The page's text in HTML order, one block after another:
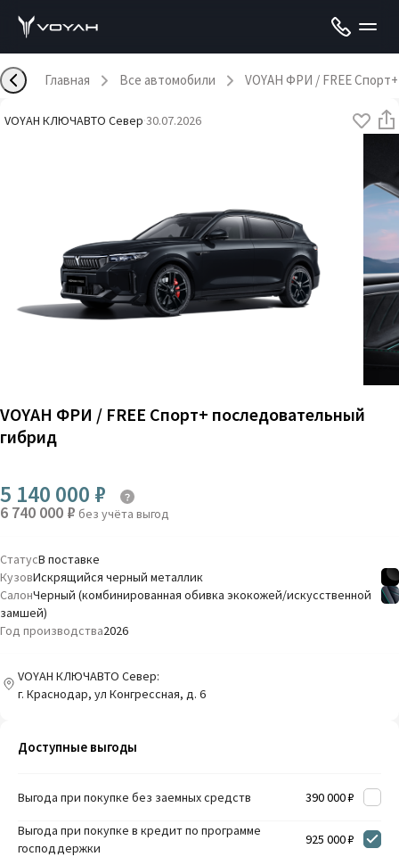
Главная Все автомобили VOYAH ФРИ / FREE
VOYAH КЛЮЧАВТО Север·30.07.2026
VOYAH ФРИ / FREE Спорт+ последовательный
гибрид
5 140 000 ₽
6 740 000 ₽ без учёта выгод
СтатусВ поставке
КузовИскрящийся черный металлик
СалонЧерный (комбинированная обивка экокожей/искусственной
замшей)
Год производства2026
VOYAH КЛЮЧАВТО Север:
г. Краснодар, ул Конгрессная, д. 6
Доступные выгоды
Выгода при покупке без заемных средств 390 000 ₽
Выгода при покупке в кредит по программе
господдержки
925 000 ₽